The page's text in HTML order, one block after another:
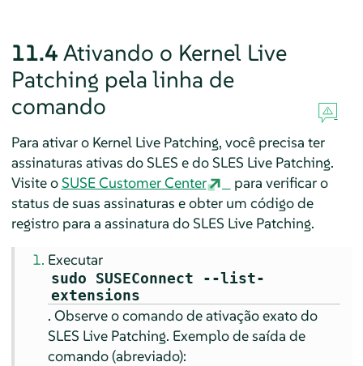
11.4 Ativando o Kernel Live
Patching pela linha de
comando
Para ativar o Kernel Live Patching, você precisa ter
assinaturas ativas do SLES e do SLES Live Patching.
Visite oSUSE Customer Center
para verificar o
status de suas assinaturas e obter um código de
registro para a assinatura do SLES Live Patching.
Executar
sudo SUSEConnect --list-
extensions
. Observe o comando de ativação exato do
SLES Live Patching. Exemplo de saída de
comando (abreviado):